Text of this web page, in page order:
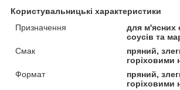
Користувальницькі характеристики
Призначення
для м'ясних
соусів та
Смак
пряний,
горіховими
Формат
пряний,
горіховими